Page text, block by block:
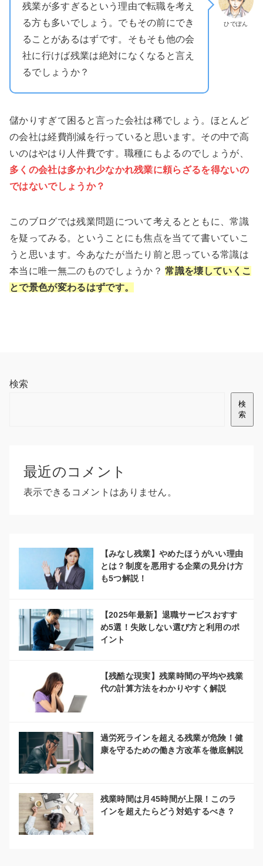
ひでぽん
残業が多すぎるという理由で転職を考え
る方も多いでしょう。でもその前にでき
ることがあるはずです。そもそも他の会
社に行けば残業は絶対になくなると言え
るでしょうか？
儲かりすぎて困ると言った会社は稀でしょう。ほとんど
の会社は経費削減を行っていると思います。その中で高
いのはやはり人件費です。職種にもよるのでしょうが、
多くの会社は多かれ少なかれ残業に頼らざるを得ないの
ではないでしょうか？
このブログでは残業問題について考えるとともに、常識
を疑ってみる。ということにも焦点を当てて書いていこ
うと思います。今あなたが当たり前と思っている常識は
本当に唯一無二のものでしょうか？常識を壊していくこ
とで景色が変わるはずです。
検索
検
索
最近のコメント
表示できるコメントはありません。
【みなし残業】やめたほうがいい理由
とは？制度を悪用する企業の見分け方
も5つ解説！
【2025年最新】退職サービスおすす
め5選！失敗しない選び方と利用のポ
イント
【残酷な現実】残業時間の平均や残業
代の計算方法をわかりやすく解説
過労死ラインを超える残業が危険！健
康を守るための働き方改革を徹底解説
残業時間は月45時間が上限！このラ
インを超えたらどう対処するべき？